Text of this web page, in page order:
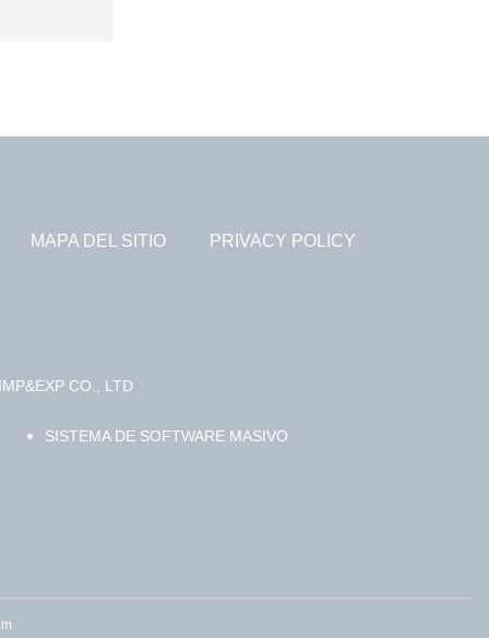
MAPA DEL SITIO PRIVACY POLICY
CO., LTD
SISTEMA DE SOFTWARE MASIVO